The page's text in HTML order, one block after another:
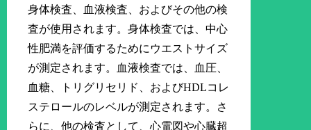
身体検査、血液検査、およびその他の検
査が使用されます。身体検査では、中心
性肥満を評価するためにウエストサイズ
が測定されます。血液検査では、血圧、
血糖、トリグリセリド、およびHDLコレ
ステロールのレベルが測定されます。さ
らに、他の検査として、心電図や心臓超